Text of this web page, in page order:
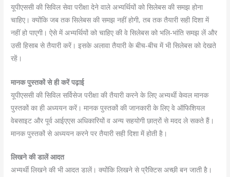
यूपीएससी की सिविल सेवा परीक्षा देने वाले अभ्यर्थियों को सिलेबस की समझ होना
चाहिए। क्योंकि जब तक सिलेबस की समझ नहीं होगी, तब तक तैयारी सही दिशा में
नहीं हो पाएगी। ऐसे में अभ्यर्थियों को चाहिए की वे सिलेबस को भलि-भांति समझ लें और
उसी हिसाब से तैयारी करें। इसके अलावा तैयारी के बीच-बीच में भी सिलेबस को देखते
रहें।
मानक पुस्तकों से ही करें पढ़ाई
यूपीएससी की सिविल सर्विसेज परीक्षा की तैयारी करने के लिए अभ्यर्थी केवल मानक
पुस्तकों का ही अध्ययन करें। मानक पुस्तकों की जानकारी के लिए वे ऑफिशियल
वेबसाइट और पूर्व आईएएस अधिकारियों व अन्य सहयोगी छात्रों से मदद ले सकते हैं।
मानक पुस्तकों से अध्ययन करने पर तैयारी सही दिशा में होती है।
लिखने की डालें आदत
अभ्यर्थी लिखने की भी आदत डालें। क्योंकि लिखने से प्रैक्टिस अच्छी बन जाती है।